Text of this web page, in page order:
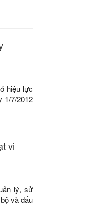
hiệu lực
1/7/2012
vi
lý, sử
và đấu